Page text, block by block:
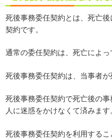
死後事務委任契約とは、死亡
契約です。
通常の委任契約は、死亡によっ
死後事務委任契約は、当事者が
死後事務委任契約で死亡後の
人に迷惑をかけなくて済みます。
死後事務委任契約を利用する